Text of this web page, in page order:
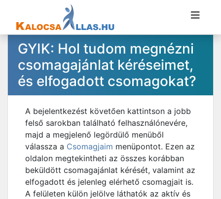
GYIK: Hol tudom megnézni
csomagajánlat kéréseimet,
és elfogadott csomagokat?
A bejelentkezést követően kattintson a jobb
felső sarokban található felhasználónevére,
majd a megjelenő legördülő menüből
válassza a Csomagjaim menüpontot. Ezen az
oldalon megtekintheti az összes korábban
beküldött csomagajánlat kérését, valamint az
elfogadott és jelenleg elérhető csomagjait is.
A felületen külön jelölve láthatók az aktív és